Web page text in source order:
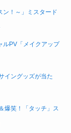
ン！～」ミスタード
ルPV「メイクアップ
イングッズが当た
爆笑！「タッチ」ス